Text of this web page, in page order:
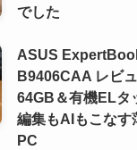
でした
ASUS
B9406CAA レビ
64GB＆有機ELタ
編集もAIもこなす
PC